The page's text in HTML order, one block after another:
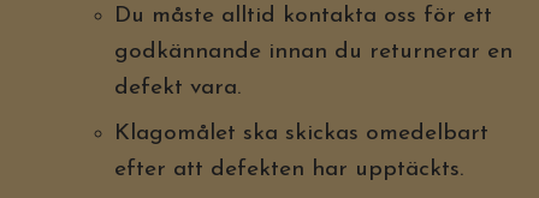
Du måste alltid kontakta oss för ett
godkännande innan du returnerar en
defekt vara.
Klagomålet ska skickas omedelbart
efter att defekten har upptäckts.